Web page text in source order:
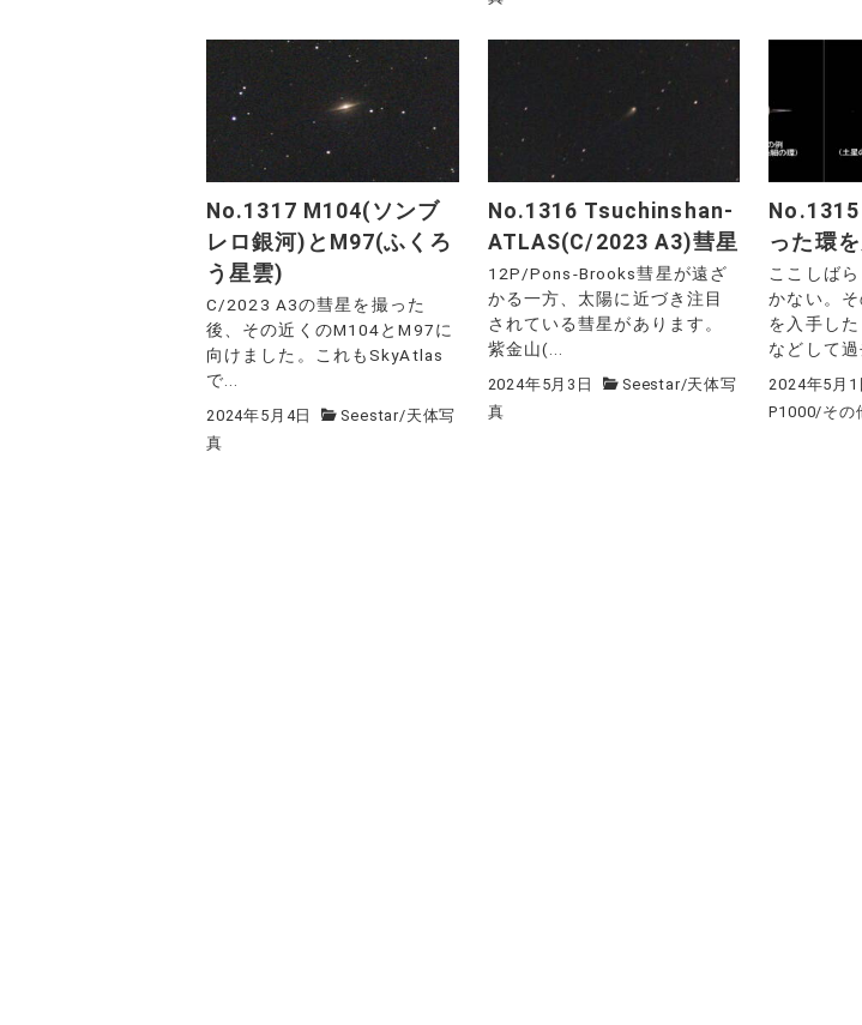
No.1317 M104(ソンブ
レロ銀河)とM97(ふくろ
う星雲)
C/2023 A3の彗星を撮った
後、その近くのM104とM97に
向けました。これもSkyAtlas
で...
2024年5月4日 Seestar/天体写
真
No.1316 Tsuchinshan-
ATLAS(C/2023 A3)彗星
12P/Pons-Brooks彗星が遠ざ
かる一方、太陽に近づき注目
されている彗星があります。
紫金山(...
2024年5月3日 Seestar/天体写
真
った環
ここしば
かない。
を入手し
などして
2024年5月1
P1000/その